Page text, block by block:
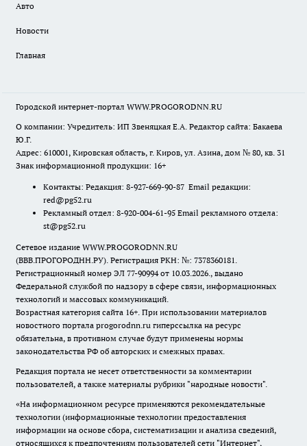
Авто
Новости
Главная
Городской интернет-портал WWW.PROGORODNN.RU
О компании: Учредитель: ИП Звеняцкая Е.А. Редактор сайта: Бакаева
Ю.Г.
Адрес: 610001, Кировская область, г. Киров, ул. Азина, дом № 80, кв. 31
Знак информационной продукции: 16+
Контакты: Редакция: 8-927-669-90-87 Email редакции:
red@pg52.ru
Рекламный отдел: 8-920-004-61-95 Email рекламного отдела:
st@pg52.ru
Сетевое издание WWW.PROGORODNN.RU
(ВВВ.ПРОГОРОДНН.РУ). Регистрация РКН: №: 7378360181.
Регистрационный номер ЭЛ 77-90994 от 10.03.2026., выдано
Федеральной службой по надзору в сфере связи, информационных
технологий и массовых коммуникаций.
Возрастная категория сайта 16+. При использовании материалов
новостного портала progorodnn.ru гиперссылка на ресурс
обязательна, в противном случае будут применены нормы
законодательства РФ об авторских и смежных правах.
Редакция портала не несет ответственности за комментарии
пользователей, а также материалы рубрики "народные новости".
«На информационном ресурсе применяются рекомендательные
технологии (информационные технологии предоставления
информации на основе сбора, систематизации и анализа сведений,
относящихся к предпочтениям пользователей сети "Интернет",